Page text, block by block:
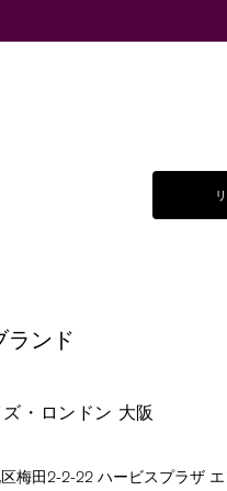
ランド
・ロンドン 大阪
梅田2-2-22 ハービスプラザ